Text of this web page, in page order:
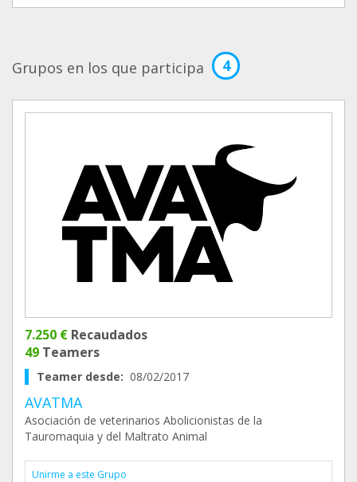
Grupos en los que participa 4
7.250 € Recaudados
49 Teamers
Teamer desde: 08/02/2017
AVATMA
Asociación de veterinarios Abolicionistas de la
Tauromaquia y del Maltrato Animal
Unirme a este Grupo